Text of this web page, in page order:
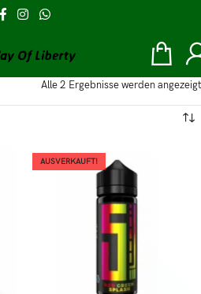
Alle 2 Ergebnisse werden angezeigt
AUSVERKAUFT!